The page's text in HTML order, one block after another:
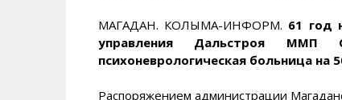
МАГАДАН. КОЛЫМА-ИНФОРМ. 61 год
управления Дальстроя
психоневрологическая больница на
Распоряжением администрации